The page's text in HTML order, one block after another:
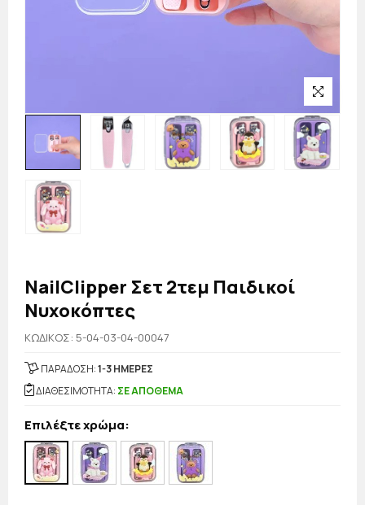
NailClipper Σετ 2τεμ Παιδικοί
Νυχοκόπτες
KΩΔΙΚΟΣ: 5-04-03-04-00047
ΠΑΡΑΔΟΣΗ:1-3 ΗΜΕΡΕΣ
ΔΙΑΘΕΣΙΜΟΤΗΤΑ: ΣΕ ΑΠΟΘΕΜΑ
Επιλέξτε χρώμα: